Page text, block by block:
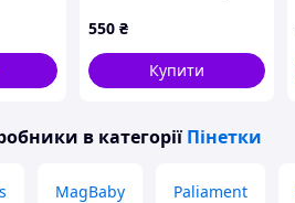
оксфорд-смужка 0-6
550 ₴
Купити
в категорії Пінетки
MagBaby Paliament